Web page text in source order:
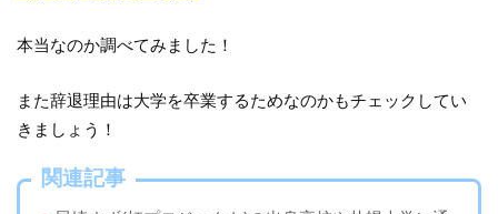
本当なのか調べてみました！
また辞退理由は大学を卒業するためなのかもチェックしてい
きましょう！
関連記事